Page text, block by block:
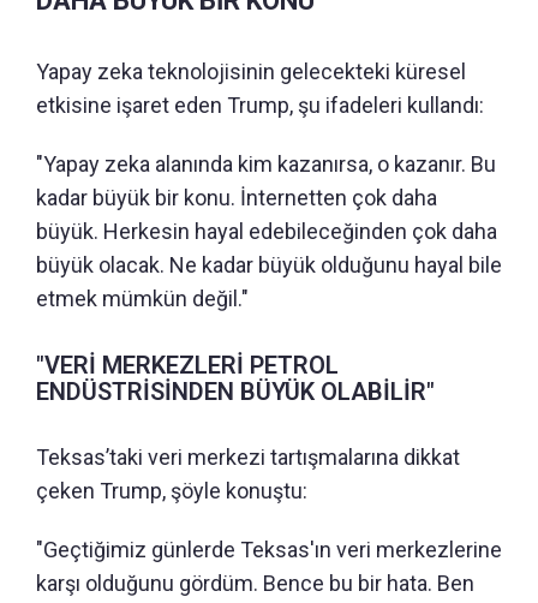
Yapay zeka teknolojisinin gelecekteki küresel
etkisine işaret eden Trump, şu ifadeleri kullandı:
"Yapay zeka alanında kim kazanırsa, o kazanır. Bu
kadar büyük bir konu. İnternetten çok daha
büyük. Herkesin hayal edebileceğinden çok daha
büyük olacak. Ne kadar büyük olduğunu hayal bile
etmek mümkün değil."
"VERİ MERKEZLERİ PETROL
ENDÜSTRİSİNDEN BÜYÜK OLABİLİR"
Teksas’taki veri merkezi tartışmalarına dikkat
çeken Trump, şöyle konuştu:
"Geçtiğimiz günlerde Teksas'ın veri merkezlerine
karşı olduğunu gördüm. Bence bu bir hata. Ben